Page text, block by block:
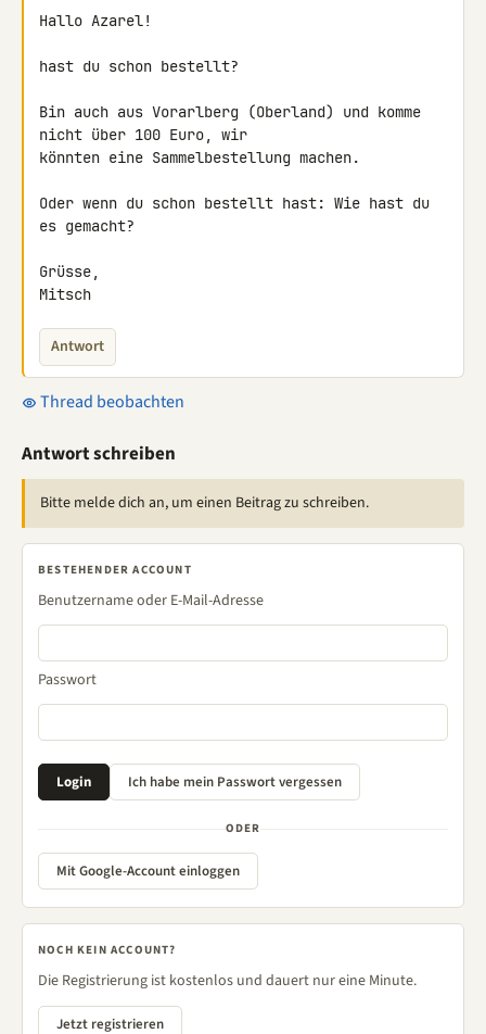
Hallo Azarel!
hast du schon bestellt?
Bin auch aus Vorarlberg (Oberland) und komme
nicht über 100 Euro, wir
könnten eine Sammelbestellung machen.
Oder wenn du schon bestellt hast: Wie hast du
es gemacht?
Grüsse,
Mitsch
Antwort
Thread beobachten
Antwort schreiben
Bitte melde dich an, um einen Beitrag zu schreiben.
BESTEHENDER ACCOUNT
Benutzername oder E-Mail-Adresse
Passwort
ODER
Mit Google-Account einloggen
NOCH KEIN ACCOUNT?
Die Registrierung ist kostenlos und dauert nur eine Minute.
Jetzt registrieren